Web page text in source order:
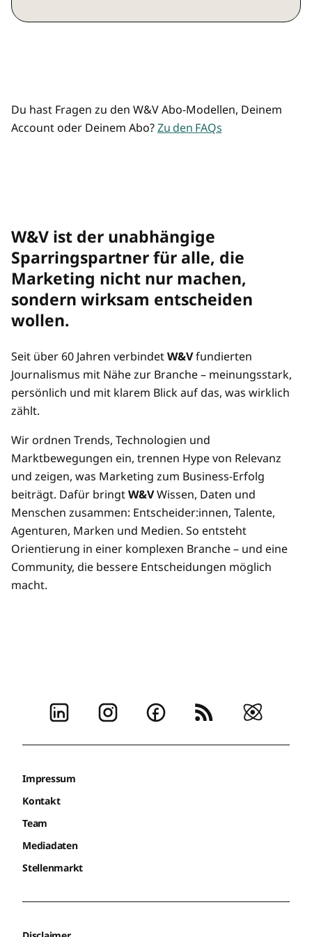
Preisvorteil durch Mehrplatz-Zugänge
Commerce
Top-Listen und Rankings
W&V Magazin im digitalen Archiv
Preisvorteil bei allen W&V Events
Preisvorteil durch Mehrplatz-Zugänge
Mehrere/übertragbare Zugänge
Du hast Fragen zu den W&V Abo-Modellen, Deinem
Account oder Deinem Abo?Zu den FAQs
W&V ist der unabhängige
Sparringspartner für alle, die
Marketing nicht nur machen,
sondern wirksam entscheiden
wollen.
Seit über 60 Jahren verbindetW&Vfundierten
Journalismus mit Nähe zur Branche – meinungsstark,
persönlich und mit klarem Blick auf das, was wirklich
zählt.
Wir ordnen Trends, Technologien und
Marktbewegungen ein, trennen Hype von Relevanz
und zeigen, was Marketing zum Business-Erfolg
beiträgt. Dafür bringtW&VWissen, Daten und
Menschen zusammen: Entscheider:innen, Talente,
Agenturen, Marken und Medien. So entsteht
Orientierung in einer komplexen Branche – und eine
Community, die bessere Entscheidungen möglich
macht.
Impressum
Kontakt
Team
Mediadaten
Stellenmarkt